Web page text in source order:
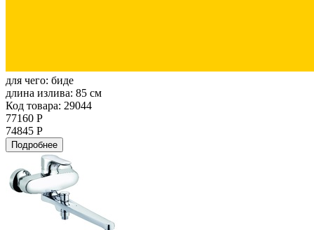
для чего: биде
длина излива: 85 см
Код товара: 29044
77160 Р
74845 Р
Подробнее